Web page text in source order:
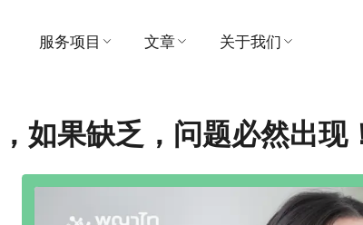
服务项目
预约
患者及访客指南
文章
视频
推荐
关于我们
愿景与使命
管理
如果缺乏，问题必然出现